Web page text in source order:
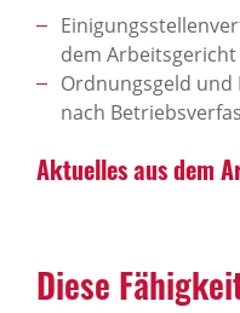
dem Arbeitsgericht
Ordnungsgeld und
nach
Aktu­elles aus dem
Diese